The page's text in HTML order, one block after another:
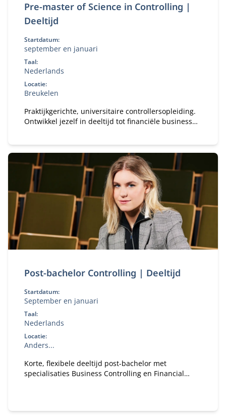
Pre-master of Science in Controlling |
Deeltijd
Startdatum:
september en januari
Taal:
Nederlands
Locatie:
Breukelen
Praktijkgerichte, universitaire controllersopleiding.
Ontwikkel jezelf in deeltijd tot financiële business
Post-bachelor Controlling | Deeltijd
Startdatum:
September en januari
Taal:
Nederlands
Locatie:
Anders...
Korte, flexibele deeltijd post-bachelor met
specialisaties Business Controlling en Financial